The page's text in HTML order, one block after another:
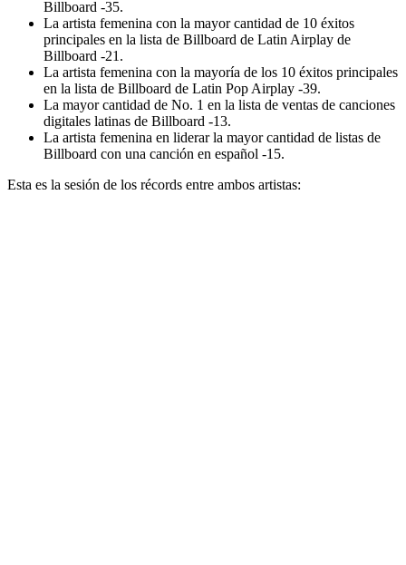
Billboard -35.
La artista femenina con la mayor cantidad de 10 éxitos
principales en la lista de Billboard de Latin Airplay de
Billboard -21.
La artista femenina con la mayoría de los 10 éxitos principales
en la lista de Billboard de Latin Pop Airplay -39.
La mayor cantidad de No. 1 en la lista de ventas de canciones
digitales latinas de Billboard -13.
La artista femenina en liderar la mayor cantidad de listas de
Billboard con una canción en español -15.
Esta es la sesión de los récords entre ambos artistas: